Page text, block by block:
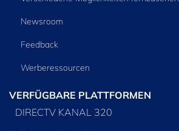
Newsroom
Feedback
Werberessourcen
VERFÜGBARE PLATTFORMEN
DIRECTV KANAL 320